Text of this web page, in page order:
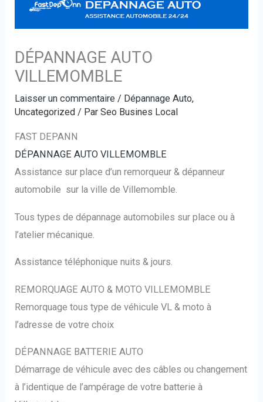
DÉPANNAGE AUTO
VILLEMOMBLE
Laisser un commentaire / Dépannage Auto,
Uncategorized / ParSeo Busines Local
FAST DEPANN
DÉPANNAGE AUTO VILLEMOMBLE
Assistance sur place d’un remorqueur & dépanneur
automobile sur la ville de Villemomble.
Tous types de dépannage automobiles sur place ou à
l’atelier mécanique.
Assistance téléphonique nuits & jours.
REMORQUAGE AUTO & MOTO VILLEMOMBLE
Remorquage tous type de véhicule VL & moto à
l’adresse de votre choix
DÉPANNAGE BATTERIE AUTO
Démarrage de véhicule avec des câbles ou changement
à l’identique de l’ampérage de votre batterie à